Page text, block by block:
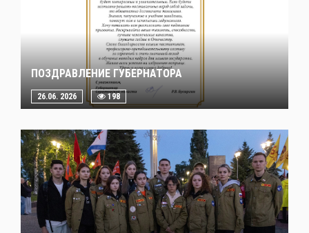
ПОЗДРАВЛЕНИЕ ГУБЕРНАТОРА
26.06. 2026 198